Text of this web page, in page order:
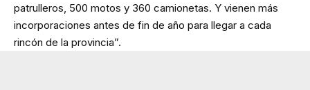
patrulleros, 500 motos y 360 camionetas. Y vienen más
incorporaciones antes de fin de año para llegar a cada
rincón de la provincia”.